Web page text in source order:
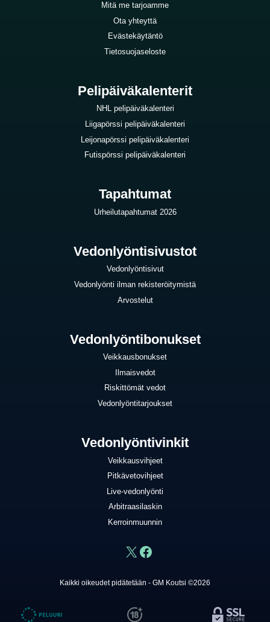
Mitä me tarjoamme
Ota yhteyttä
Evästekäytäntö
Tietosuojaseloste
Pelipäiväkalenterit
NHL pelipäiväkalenteri
Liigapörssi pelipäiväkalenteri
Leijonapörssi pelipäiväkalenteri
Futispörssi pelipäiväkalenteri
Tapahtumat
Urheilutapahtumat 2026
Vedonlyöntisivustot
Vedonlyöntisivut
Vedonlyönti ilman rekisteröitymistä
Arvostelut
Vedonlyöntibonukset
Veikkausbonukset
Ilmaisvedot
Riskittömät vedot
Vedonlyöntitarjoukset
Vedonlyöntivinkit
Veikkausvihjeet
Pitkävetovihjeet
Live-vedonlyönti
Arbitraasilaskin
Kerroinmuunnin
X Facebook
Kaikki oikeudet pidätetään - GM Koutsi ©2026